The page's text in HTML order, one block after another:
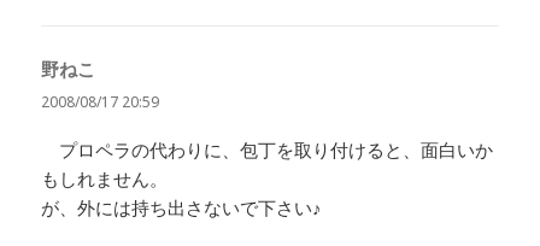
野ねこ
り:
2008/08/17 20:59
プロペラの代わりに、包丁を取り付けると、面白いか
もしれません。
が、外には持ち出さないで下さい♪